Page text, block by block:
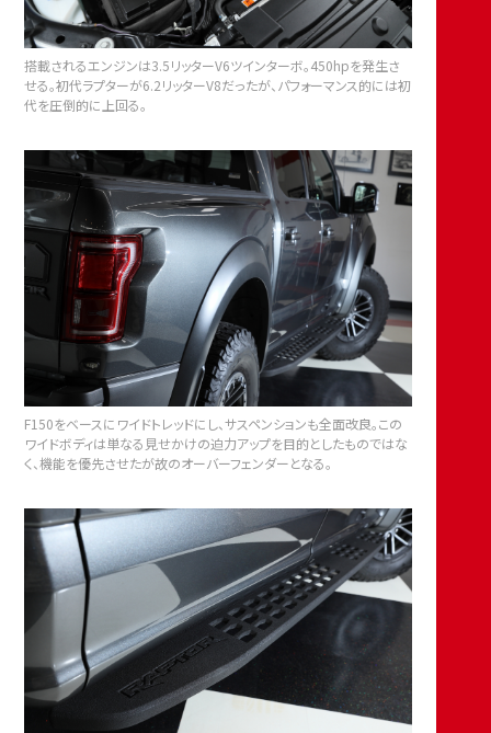
搭載されるエンジンは3.5リッターV6ツインターボ。450hpを発生さ
せる。初代ラプターが6.2リッターV8だったが、パフォーマンス的には初
代を圧倒的に上回る。
F150をベースにワイドトレッドにし、サスペンションも全面改良。この
ワイドボディは単なる見せかけの迫力アップを目的としたものではな
く、機能を優先させたが故のオーバーフェンダーとなる。